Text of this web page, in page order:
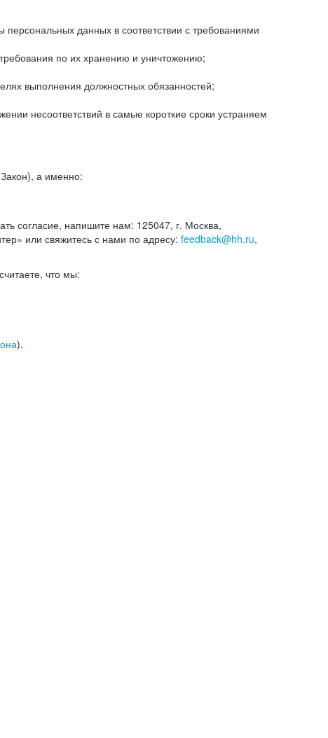
данных в соответствии с требованиями
по их хранению и уничтожению;
выполнения должностных обязанностей;
несоответствий в самые короткие сроки устраняем
а именно:
согласие, напишите нам: 125047, г. Москва,
или свяжитесь с нами по адресу: feedback@hh.ru,
что мы:
).